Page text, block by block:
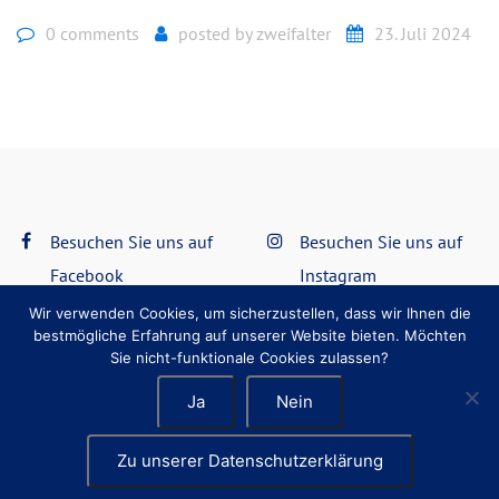
0 comments posted by zweifalter 23. Juli 2024
Besuchen Sie uns auf
Facebook
Besuchen Sie uns auf
Instagram
Datenschutzerklärung Impressum
Wir verwenden Cookies, um sicherzustellen, dass wir Ihnen die
bestmögliche Erfahrung auf unserer Website bieten. Möchten
Sie nicht-funktionale Cookies zulassen?
Ja Nein
Zu unserer Datenschutzerklärung